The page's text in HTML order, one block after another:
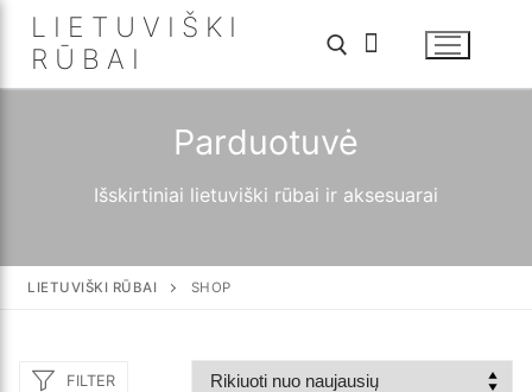
turinio
LIETUVIŠKI
RŪBAI
Ieškoti:
Parduotuvė
Išskirtiniai lietuviški rūbai ir aksesuarai
LIETUVIŠKI RŪBAI SHOP
FILTER